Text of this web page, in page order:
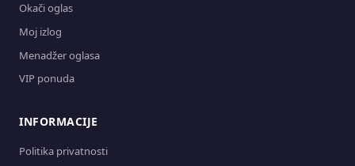
Okači oglas
Moj izlog
Menadžer oglasa
VIP ponuda
INFORMACIJE
Politika privatnosti